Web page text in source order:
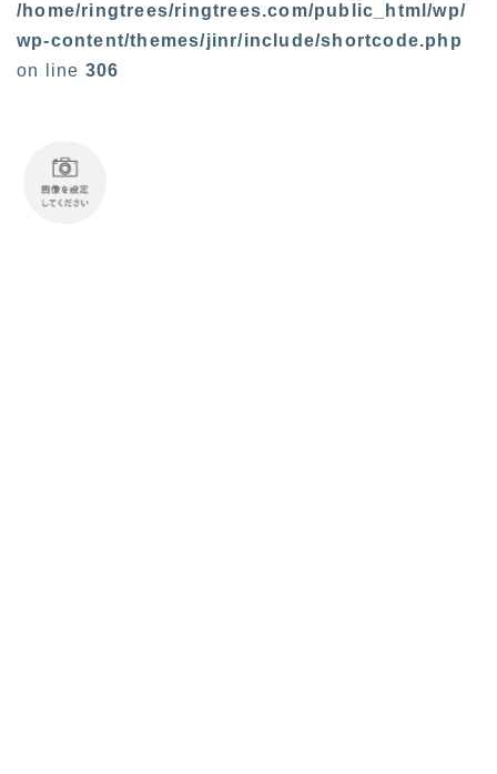
/home/ringtrees/ringtrees.com/public_html/wp/
wp-content/themes/jinr/include/shortcode.php
on line 306